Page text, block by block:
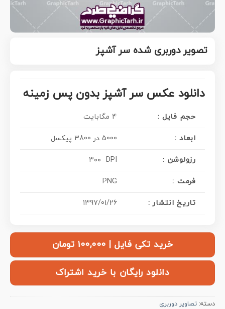
تصویر دوربری شده سر آشپز
دانلود عکس سر آشپز بدون پس زمینه
حجم فایل : 4 مگابایت
ابعاد : 5000 در 3800 پیکسل
: رزولوشن ۳۰۰ DPI
فرمت : PNG
تاریخ انتشار : 1397/01/26
خرید تکی فایل | ۱۰۰,۰۰۰ تومان
دانلود رایگان با خرید اشتراک
دسته: تصاویر دوربری